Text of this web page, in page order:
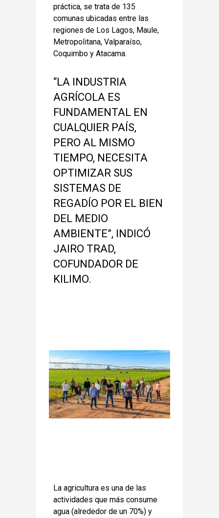
práctica, se trata de 135
comunas ubicadas entre las
regiones de Los Lagos, Maule,
Metropolitana, Valparaíso,
Coquimbo y Atacama.
“LA INDUSTRIA
AGRÍCOLA ES
FUNDAMENTAL EN
CUALQUIER PAÍS,
PERO AL MISMO
TIEMPO, NECESITA
OPTIMIZAR SUS
SISTEMAS DE
REGADÍO POR EL BIEN
DEL MEDIO
AMBIENTE”, INDICÓ
JAIRO TRAD,
COFUNDADOR DE
KILIMO.
La agricultura es una de las
actividades que más consume
agua (alrededor de un 70%) y